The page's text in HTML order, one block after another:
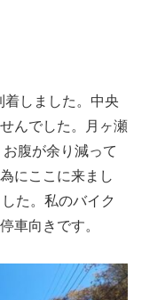
しました。中央
んでした。月ヶ瀬
腹が余り減って
にここに来まし
た。私のバイク
車向きです。